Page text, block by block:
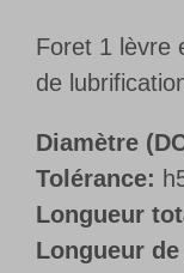
Foret 1 lèvre
de
Diamètre
Tolérance:
Longueur
Longueur